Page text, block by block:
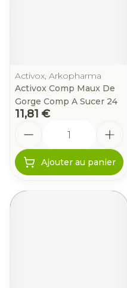
Activox, Arkopharma
Activox Comp Maux De
Gorge Comp A Sucer 24
11,81 €
Ajouter au panier